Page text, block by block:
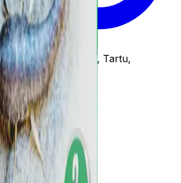
:Tallinn, Harjumaa, Tartu,
защита участка
от клещей
пауков
сорняков